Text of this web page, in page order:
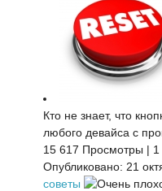
Кто не знает, что
любого девайса с
15 617 Просмотры |
Опубликовано: 21
советы